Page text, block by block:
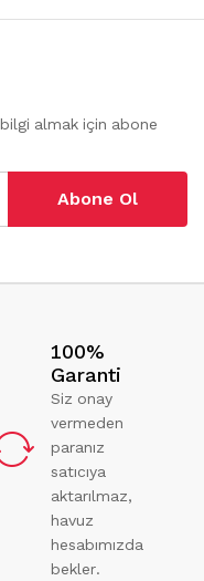
bilgi almak için abone
Abone Ol
100%
Garanti
Siz onay
vermeden
paranız
satıcıya
aktarılmaz,
havuz
hesabımızda
bekler.